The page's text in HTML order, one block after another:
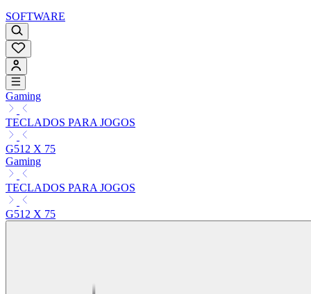
SOFTWARE
Gaming
TECLADOS PARA JOGOS
G512 X 75
Gaming
TECLADOS PARA JOGOS
G512 X 75